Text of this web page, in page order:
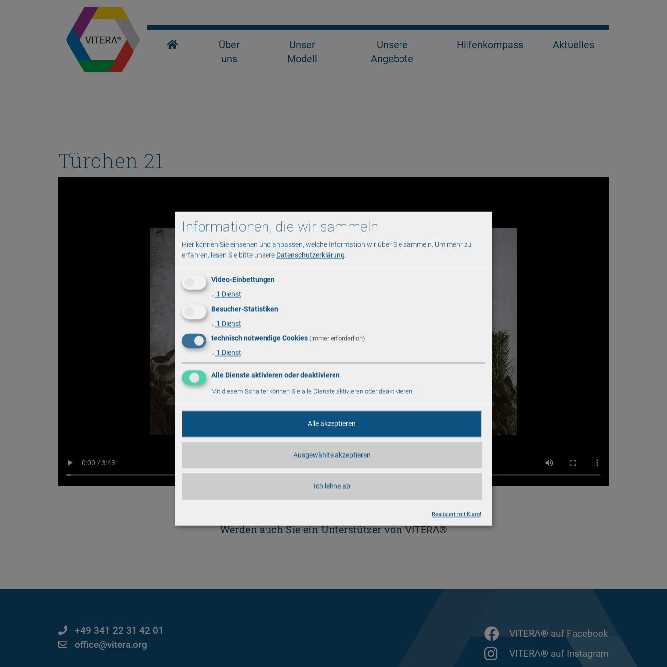
Über
uns
Unser
Modell
Unsere
Angebote
Hilfenkompass Aktuelles
Türchen 21
Sprunggelenke dehnen
Werden auch Sie ein Unterstützer vonVITERΛ®
+49 341 22 31 42 01
office@vitera.org
VITERΛ® auf Facebook
VITERΛ® auf Instagram
Informationen, die wir sammeln
Hier können Sie einsehen und anpassen, welche Information wir über Sie sammeln. Um mehr zu
erfahren, lesen Sie bitte unsere Datenschutzerklärung.
Video-Einbettungen
↓ 1 Dienst
Besucher-Statistiken
↓ 1 Dienst
technisch notwendige Cookies (immer erforderlich)
↓ 1 Dienst
Alle Dienste aktivieren oder deaktivieren
Mit diesem Schalter können Sie alle Dienste aktivieren oder deaktivieren.
Ich lehne ab
Ausgewählte akzeptieren
Alle akzeptieren
Realisiert mit Klaro!